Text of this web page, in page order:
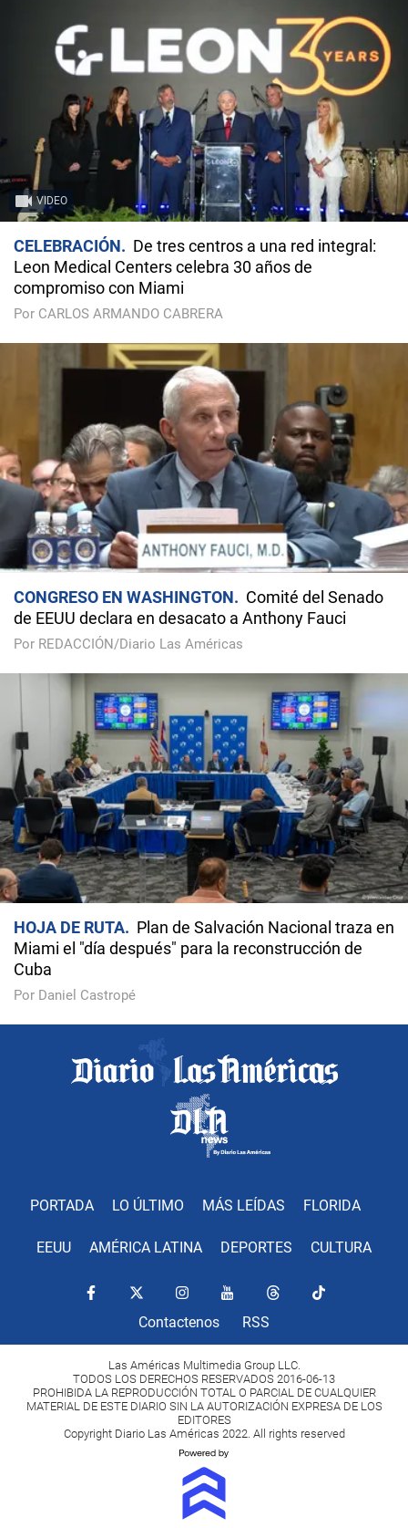
VIDEO
CELEBRACIÓN
De tres centros a una red integral:
Leon Medical Centers celebra 30 años de
compromiso con Miami
Por CARLOS ARMANDO CABRERA
CONGRESO EN WASHINGTON
Comité del Senado
de EEUU declara en desacato a Anthony Fauci
Por REDACCIÓN/Diario Las Américas
HOJA DE RUTA
Plan de Salvación Nacional traza en
Miami el "día después" para la reconstrucción de
Cuba
Por Daniel Castropé
PORTADA LO ÚLTIMO MÁS LEÍDAS FLORIDA
EEUU AMÉRICA LATINA DEPORTES CULTURA
Contactenos RSS
Las Américas Multimedia Group LLC.
TODOS LOS DERECHOS RESERVADOS 2016-06-13
PROHIBIDA LA REPRODUCCIÓN TOTAL O PARCIAL DE CUALQUIER
MATERIAL DE ESTE DIARIO SIN LA AUTORIZACIÓN EXPRESA DE LOS
EDITORES
Copyright Diario Las Américas 2022. All rights reserved